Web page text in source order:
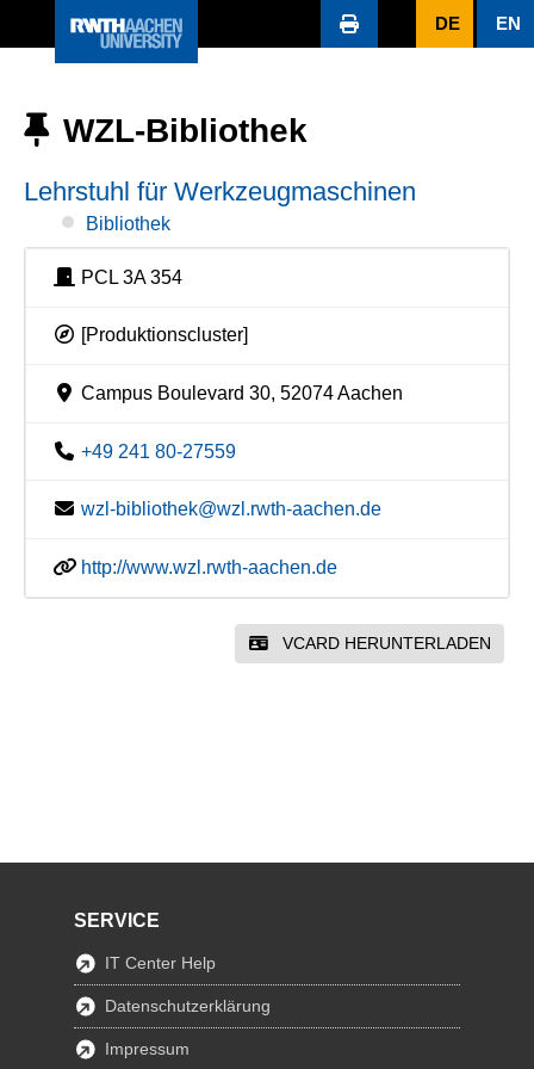
DE EN
WZL-Bibliothek
Lehrstuhl für Werkzeugmaschinen
Bibliothek
PCL 3A 354
[Produktionscluster]
Campus Boulevard 30, 52074 Aachen
+49 241 80-27559
wzl-bibliothek@wzl.rwth-aachen.de
http://www.wzl.rwth-aachen.de
VCARD HERUNTERLADEN
SERVICE
IT Center Help
Datenschutzerklärung
Impressum